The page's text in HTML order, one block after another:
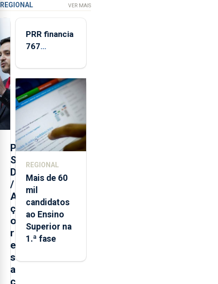
REGIONAL VER MAIS
P
S
D
/
A
ç
o
r
e
s
a
c
PRR financia
767
habitacionais
nos Açores
com
investimento
de 65 ME
REGIONAL
Mais de 60
mil
candidatos
ao Ensino
Superior na
1.ª fase